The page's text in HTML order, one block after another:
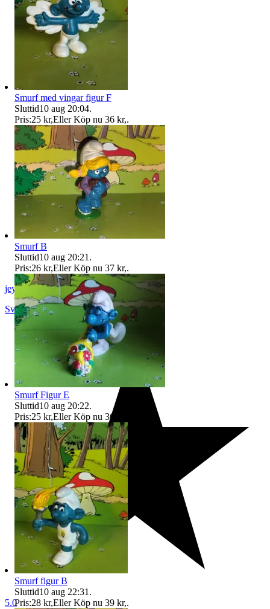
jeyd
Svalöv,Sverige
5.0
Smurf med vingar figur F
Sluttid10 aug 20:04.
Pris:25 kr,Eller Köp nu 36 kr,.
Smurf B
Sluttid10 aug 20:21 .
Pris:26 kr,Eller Köp nu 37 kr,.
Smurf Figur E
Sluttid10 aug 20:22.
Pris:25 kr,Eller Köp nu 36 kr
Smurf figur B
Sluttid10 aug 22:31 .
Pris:28 kr,Eller Köp nu 39 kr,.